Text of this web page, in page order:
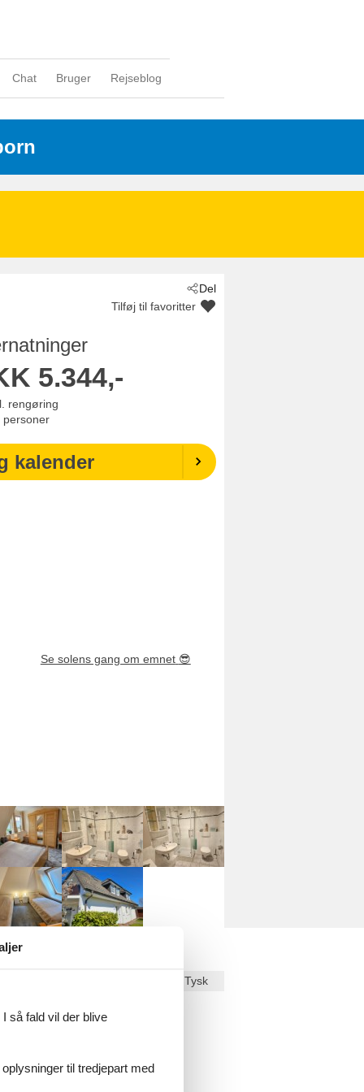
Chat Bruger Rejseblog
Del
Tilføj til favoritter
5.344,-
rengøring
personer
kalender
Se solens gang om emnet 😎
Tysk
på
så fald vil der blive
til tredjepart med